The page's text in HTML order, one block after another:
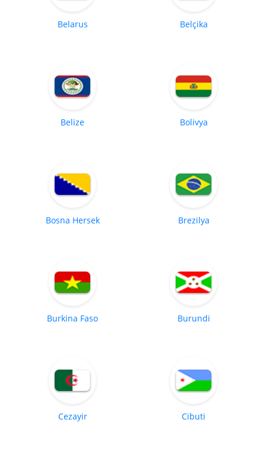
Belarus Belçika
Belize Bolivya
Bosna Hersek Brezilya
Burkina Faso Burundi
Cezayir Cibuti